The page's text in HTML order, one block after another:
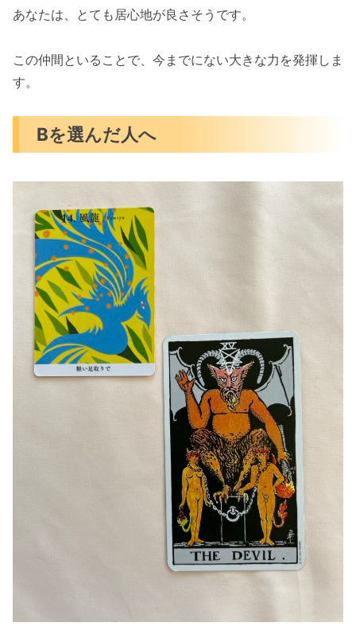
あなたは、とても居心地が良さそうです。
この仲間といることで、今までにない大きな力を発揮しま
す。
Bを選んだ人へ